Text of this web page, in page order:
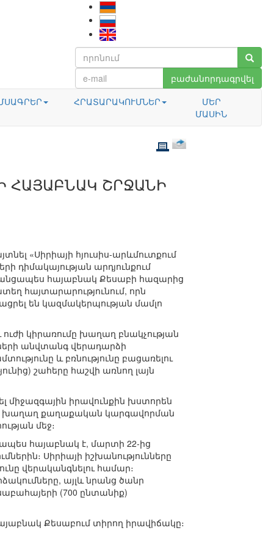
բաժանորդագրվել
ՀՐԱՏԱՐԱԿՈՒՄՆԵՐ
ՄԵՐ
ՄԱՍԻՆ
ՀԱՅԱԲՆԱԿ ՇՐՋԱՆԻ
«Սիրիայի հյուսիս-արևմուտքում
դիմակայության արդյունքում
հայաբնակ Քեսաբի հազարից
հայտարարությունում, որն
են կազմակերպության մամլո
կիրառումը խաղաղ բնակչության
անվտանգ վերադարձի
և բռնությունը բացառելու
շահերը հաշվի առնող լայն
միջազգային իրավունքին խստորեն
խաղաղ քաղաքական կարգավորման
մեջ։
հայաբնակ է, մարտի 22-ից
Սիրիայի իշխանությունները
վերականգնելու համար։
այլև նրանց ծանր
(700 ընտանիք)
Քեսաբում տիրող իրավիճակը։